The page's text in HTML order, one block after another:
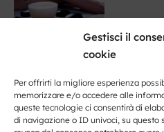
Gestisci il
cookie
Per offrirti la migliore esperienza
memorizzare e/o accedere alle
queste tecnologie ci consentirà di
di navigazione o ID univoci, su questo